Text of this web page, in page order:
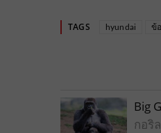
TAGS hyundai ข้
Big
กอริ